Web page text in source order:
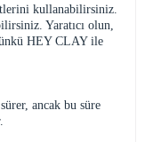
kullanabilirsiniz.
Yaratıcı olun,
HEY CLAY ile
ancak bu süre